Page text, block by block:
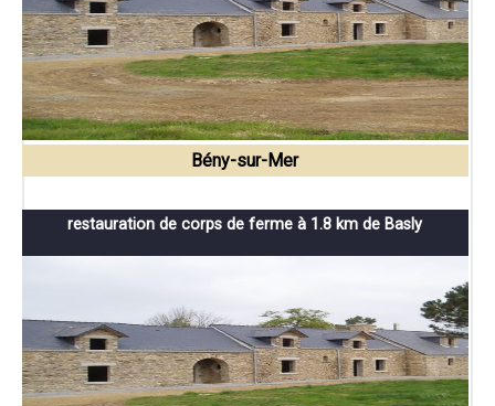
Bény-sur-Mer
restauration de corps de ferme à 1.8 km de Basly